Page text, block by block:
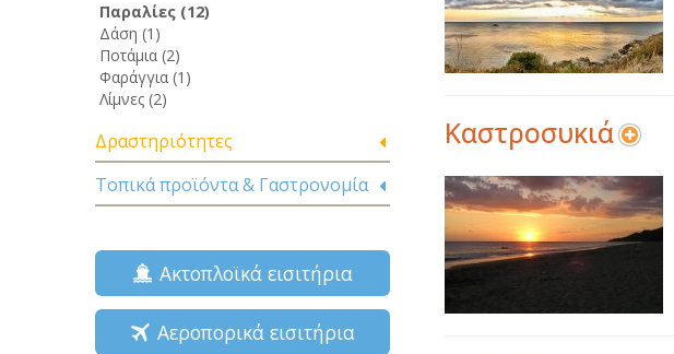
Παραλίες (12)
Δάση (1)
Ποτάμια (2)
Φαράγγια (1)
Λίμνες (2)
Δραστηριότητες
Τοπικά προϊόντα & Γαστρονομία
Ακτοπλοϊκά εισιτήρια
Αεροπορικά εισιτήρια
Καστροσυκιά